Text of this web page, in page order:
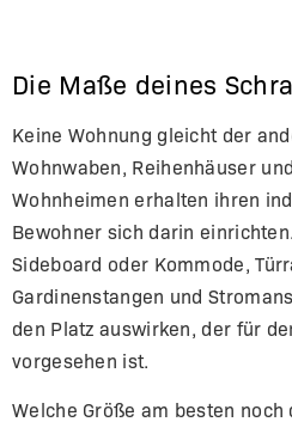
Die Maße deines
Keine Wohnung gleicht der
Wohnwaben, Reihenhäuser
Wohnheimen erhalten ihren
Bewohner sich darin
Sideboard oder Kommode,
Gardinenstangen und
den Platz auswirken, der für
vorgesehen ist.
Welche Größe am besten noch